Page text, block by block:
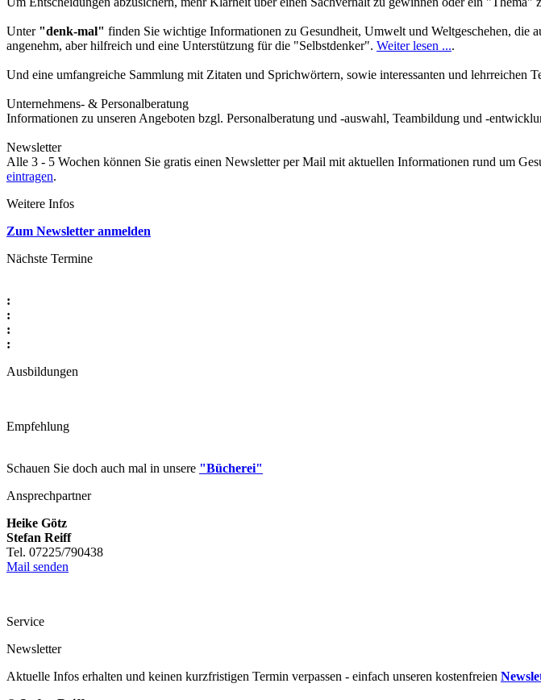
Unter "denk-mal" finden Sie wichtige Informationen zu Gesundheit, Umwelt und Weltgeschehen,
angenehm, aber hilfreich und eine Unterstützung für die "Selbstdenker". Weiter lesen ....
Und eine umfangreiche Sammlung mit Zitaten und Sprichwörtern, sowie interessanten und lehrreichen
Unternehmens- & Personalberatung
Informationen zu unseren Angeboten bzgl. Personalberatung und -auswahl, Teambildung und -
Newsletter
Alle 3 - 5 Wochen können Sie gratis einen Newsletter per Mail mit aktuellen Informationen rund um
eintragen.
Weitere Infos
Zum Newsletter anmelden
Nächste Termine
:
:
:
:
Ausbildungen
Empfehlung
Schauen Sie doch auch mal in unsere "Bücherei"
Ansprechpartner
Heike Götz
Stefan Reiff
Tel. 07225/790438
Mail senden
Service
Newsletter
Aktuelle Infos erhalten und keinen kurzfristigen Termin verpassen - einfach unseren kostenfreien